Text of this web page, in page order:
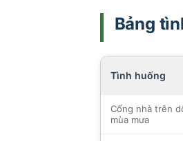
Bảng
Tình huống
Cống nhà trên
mùa mưa